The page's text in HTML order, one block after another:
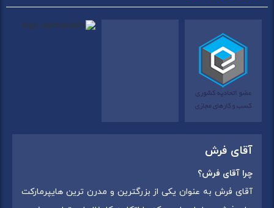
آقای فرش
چرا آقای فرش؟
آقای فرش به عنوان یکی از بزرگترین و مدرن ترین هایپرمارکت